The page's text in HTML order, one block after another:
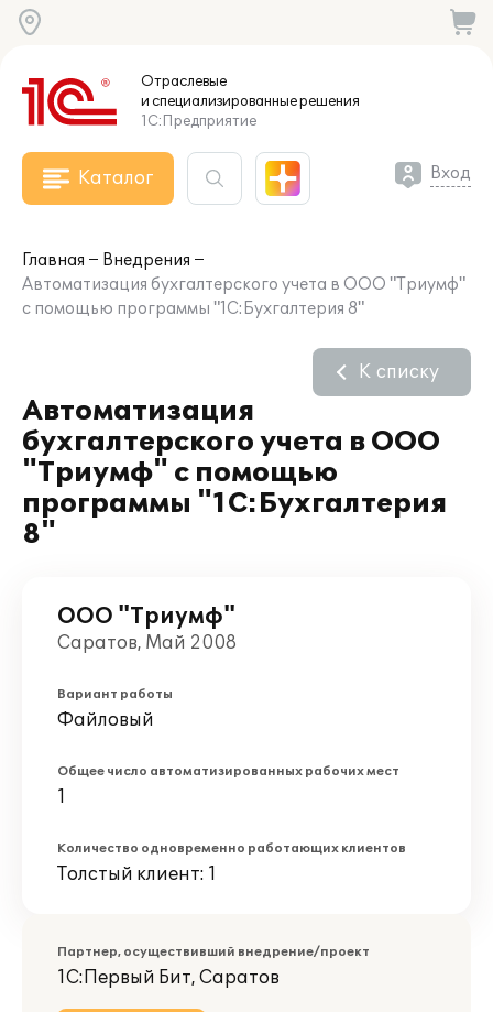
Отраслевые
и специализированныерешения
1С:Предприятие
Каталог Вход
Главная
Внедрения
Автоматизация бухгалтерского учета в ООО "Триумф"
с помощью программы "1С:Бухгалтерия 8"
Автоматизация
бухгалтерского учета в ООО
"Триумф" с помощью
программы "1С:Бухгалтерия
8"
К списку
ООО "Триумф"
Саратов, Май 2008
Вариант работы
Файловый
Общее число автоматизированных рабочих мест
1
Количество одновременно работающих клиентов
Толстый клиент: 1
Партнер, осуществивший внедрение/проект
1С:Первый Бит, Саратов